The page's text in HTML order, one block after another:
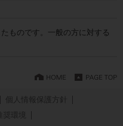
ものです。一般の方に対する
個人情報保護方針
奨環境